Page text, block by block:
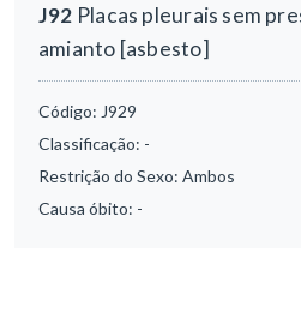
J92 Placas pleurais sem
amianto [asbesto]
Código: J929
Classificação: -
Restrição do Sexo: Ambos
Causa óbito: -